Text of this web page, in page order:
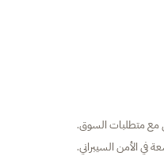
مع متطلبات السوق.
الأمن السيبراني.